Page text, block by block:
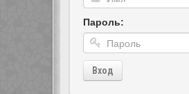
Пароль:
Вход